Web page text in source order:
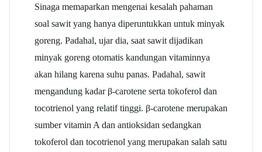
Sinaga memaparkan mengenai kesalah pahaman
soal sawit yang hanya diperuntukkan untuk minyak
goreng. Padahal, ujar dia, saat sawit dijadikan
minyak goreng otomatis kandungan vitaminnya
akan hilang karena suhu panas. Padahal, sawit
mengandung kadar β-carotene serta tokoferol dan
tocotrienol yang relatif tinggi. β-carotene merupakan
sumber vitamin A dan antioksidan sedangkan
tokoferol dan tocotrienol yang merupakan salah satu